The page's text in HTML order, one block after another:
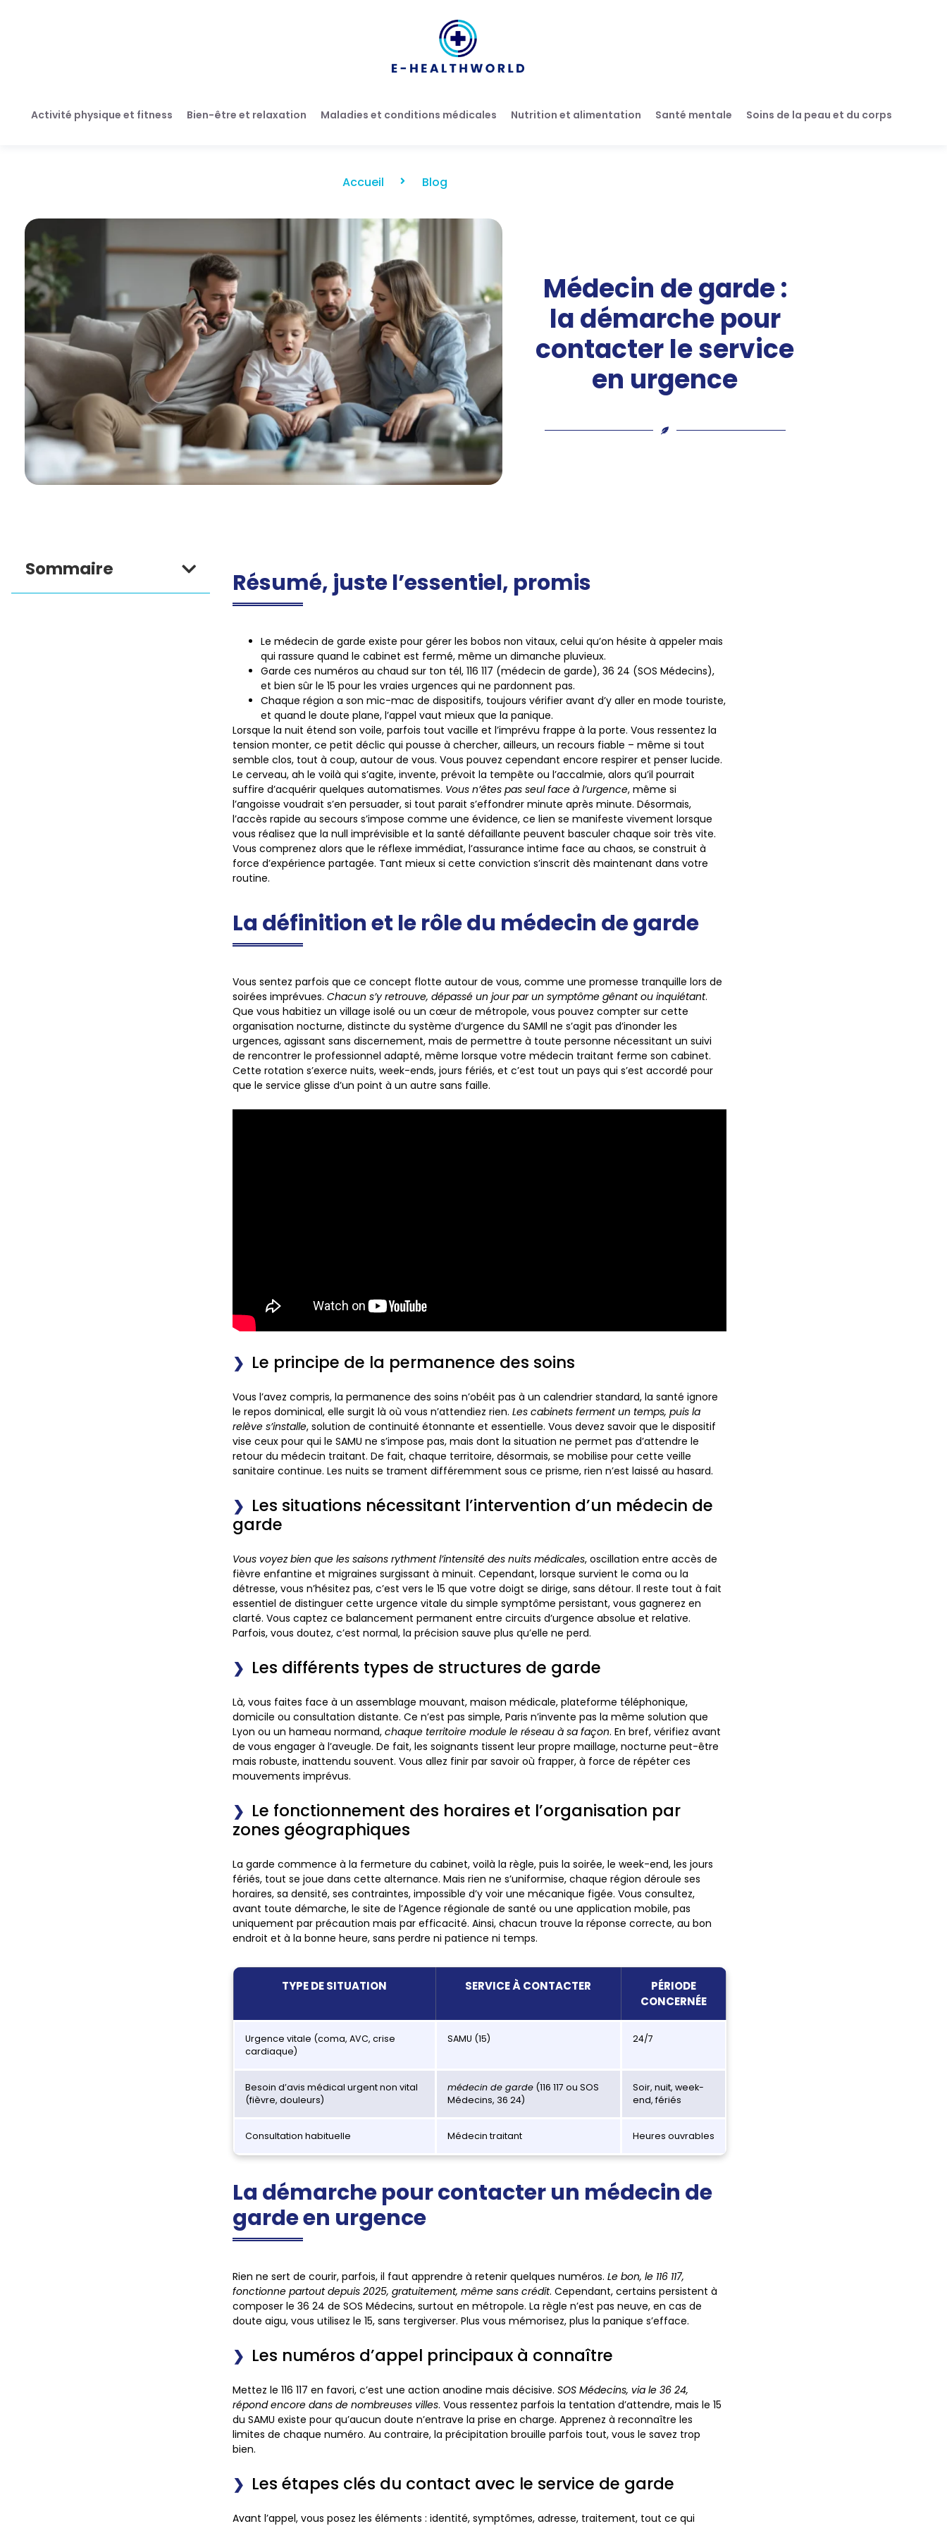
Activité physique et fitness Bien-être et relaxation Maladies et conditions médicales Nutrition et alimentation Santé mentale Soins de la peau et du corps
Accueil Blog
Médecin de garde :
la démarche pour
contacter le service
en urgence
Sommaire Résumé, juste l’essentiel, promis
Le médecin de garde existe pour gérer les bobos non vitaux, celui qu’on hésite à appeler mais
qui rassure quand le cabinet est fermé, même un dimanche pluvieux.
Garde ces numéros au chaud sur ton tél, 116 117 (médecin de garde), 36 24 (SOS Médecins),
et bien sûr le 15 pour les vraies urgences qui ne pardonnent pas.
Chaque région a son mic-mac de dispositifs, toujours vérifier avant d’y aller en mode touriste,
et quand le doute plane, l’appel vaut mieux que la panique.
Lorsque la nuit étend son voile, parfois tout vacille et l’imprévu frappe à la porte. Vous ressentez la
tension monter, ce petit déclic qui pousse à chercher, ailleurs, un recours fiable – même si tout
semble clos, tout à coup, autour de vous.Vous pouvez cependant encore respirer et penser lucide.
Le cerveau, ah le voilà qui s’agite, invente, prévoit la tempête ou l’accalmie, alors qu’il pourrait
suffire d’acquérir quelques automatismes. Vous n’êtes pas seul face à l’urgence, même si
l’angoisse voudrait s’en persuader, si tout parait s’effondrer minute après minute. Désormais,
l’accès rapide au secours s’impose comme une évidence, ce lien se manifeste vivement lorsque
vous réalisez que la null imprévisible et la santé défaillante peuvent basculer chaque soir très vite.
Vous comprenez alors que le réflexe immédiat, l’assurance intime face au chaos, se construit à
force d’expérience partagée. Tant mieux si cette conviction s’inscrit dès maintenant dans votre
routine.
La définition et le rôle du médecin de garde
Vous sentez parfois que ce concept flotte autour de vous, comme une promesse tranquille lors de
soirées imprévues.Chacun s’y retrouve, dépassé un jour par un symptôme gênant ou inquiétant.
Que vous habitiez un village isolé ou un cœur de métropole, vous pouvez compter sur cette
organisation nocturne, distincte du système d’urgence du SAMIl ne s’agit pas d’inonder les
urgences, agissant sans discernement, mais de permettre à toute personne nécessitant un suivi
de rencontrer le professionnel adapté, même lorsque votre médecin traitant ferme son cabinet.
Cette rotation s’exerce nuits, week-ends, jours fériés, et c’est tout un pays qui s’est accordé pour
que le service glisse d’un point à un autre sans faille.
Le principe de la permanence des soins
Vous l’avez compris, la permanence des soins n’obéit pas à un calendrier standard, la santé ignore
le repos dominical, elle surgit là où vous n’attendiez rien.Les cabinets ferment un temps, puis la
relève s’installe, solution de continuité étonnante et essentielle.Vous devez savoir que le dispositif
vise ceux pour qui le SAMU ne s’impose pas, mais dont la situation ne permet pas d’attendre le
retour du médecin traitant. De fait, chaque territoire, désormais, se mobilise pour cette veille
sanitaire continue. Les nuits se trament différemment sous ce prisme, rien n’est laissé au hasard.
Les situations nécessitant l’intervention d’un médecin de
garde
Vous voyez bien que les saisons rythment l’intensité des nuits médicales, oscillation entre accès de
fièvre enfantine et migraines surgissant à minuit. Cependant, lorsque survient le coma ou la
détresse, vous n’hésitez pas, c’est vers le 15 que votre doigt se dirige, sans détour. Il reste tout à fait
essentiel de distinguer cette urgence vitale du simple symptôme persistant, vous gagnerez en
clarté.Vous captez ce balancement permanent entre circuits d’urgence absolue et relative.
Parfois, vous doutez, c’est normal, la précision sauve plus qu’elle ne perd.
Les différents types de structures de garde
Là, vous faites face à un assemblage mouvant, maison médicale, plateforme téléphonique,
domicile ou consultation distante. Ce n’est pas simple, Paris n’invente pas la même solution que
Lyon ou un hameau normand,chaque territoire module le réseau à sa façon.En bref, vérifiez avant
de vous engager à l’aveugle. De fait, les soignants tissent leur propre maillage, nocturne peut-être
mais robuste, inattendu souvent. Vous allez finir par savoir où frapper, à force de répéter ces
mouvements imprévus.
Le fonctionnement des horaires et l’organisation par
zones géographiques
La garde commence à la fermeture du cabinet, voilà la règle, puis la soirée, le week-end, les jours
fériés, tout se joue dans cette alternance. Mais rien ne s’uniformise, chaque région déroule ses
horaires, sa densité, ses contraintes, impossible d’y voir une mécanique figée. Vous consultez,
avant toute démarche, le site de l’Agence régionale de santé ou une application mobile, pas
uniquement par précaution mais par efficacité. Ainsi, chacun trouve la réponse correcte, au bon
endroit et à la bonne heure, sans perdre ni patience ni temps.
TYPE DE SITUATION SERVICE À CONTACTER
PÉRIODE
CONCERNÉE
Urgence vitale (coma, AVC, crise
cardiaque)
SAMU (15) 24/7
Besoin d’avis médical urgent non vital
(fièvre, douleurs)
médecin de garde(116 117 ou SOS
Médecins, 36 24)
Soir, nuit, week-
end, fériés
Consultation habituelle Médecin traitant Heures ouvrables
La démarche pour contacter un médecin de
garde en urgence
Rien ne sert de courir, parfois, il faut apprendre à retenir quelques numéros.Le bon, le 116 117,
fonctionne partout depuis 2025, gratuitement, même sans crédit. Cependant, certains persistent à
composer le 36 24 de SOS Médecins, surtout en métropole. La règle n’est pas neuve, en cas de
doute aigu, vous utilisez le 15, sans tergiverser.Plus vous mémorisez, plus la panique s’efface.
Les numéros d’appel principaux à connaître
Mettez le 116 117 en favori, c’est une action anodine mais décisive.SOS Médecins, via le 36 24,
répond encore dans de nombreuses villes. Vous ressentez parfois la tentation d’attendre, mais le 15
du SAMU existe pour qu’aucun doute n’entrave la prise en charge.Apprenez à reconnaître les
limites de chaque numéro. Au contraire, la précipitation brouille parfois tout, vous le savez trop
bien.
Les étapes clés du contact avec le service de garde
Avant l’appel, vous posez les éléments : identité, symptômes, adresse, traitement, tout ce qui